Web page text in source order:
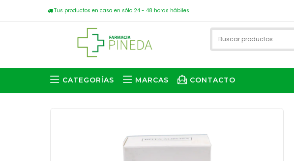
Tus productos en casa en sólo 24 - 48 horas hábiles
CATEGORÍAS MARCAS CONTACTO